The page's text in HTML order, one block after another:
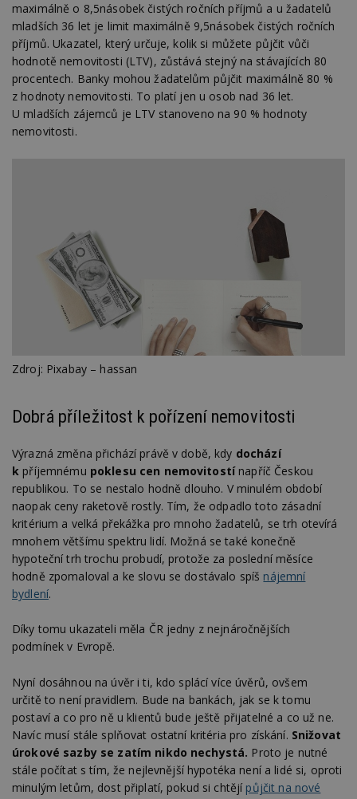
maximálně o 8,5násobek čistých ročních příjmů a u žadatelů
mladších 36 let je limit maximálně 9,5násobek čistých ročních
příjmů. Ukazatel, který určuje, kolik si můžete půjčit vůči
hodnotě nemovitosti (LTV), zůstává stejný na stávajících 80
procentech. Banky mohou žadatelům půjčit maximálně 80 %
z hodnoty nemovitosti. To platí jen u osob nad 36 let.
U mladších zájemců je LTV stanoveno na 90 % hodnoty
nemovitosti.
Zdroj: Pixabay – hassan
Dobrá příležitost k pořízení nemovitosti
Výrazná změna přichází právě v době, kdy dochází
k příjemnému poklesu cen nemovitostínapříč Českou
republikou. To se nestalo hodně dlouho. V minulém období
naopak ceny raketově rostly. Tím, že odpadlo toto zásadní
kritérium a velká překážka pro mnoho žadatelů, se trh otevírá
mnohem většímu spektru lidí. Možná se také konečně
hypoteční trh trochu probudí, protože za poslední měsíce
hodně zpomaloval a ke slovu se dostávalo spíš nájemní
bydlení.
Díky tomu ukazateli měla ČR jedny z nejnáročnějších
podmínek v Evropě.
Nyní dosáhnou na úvěr i ti, kdo splácí více úvěrů, ovšem
určitě to není pravidlem. Bude na bankách, jak se k tomu
postaví a co pro ně u klientů bude ještě přijatelné a co už ne.
Navíc musí stále splňovat ostatní kritéria pro získání. Snižovat
úrokové sazby se zatím nikdo nechystá. Proto je nutné
stále počítat s tím, že nejlevnější hypotéka není a lidé si, oproti
minulým letům, dost připlatí, pokud si chtějí půjčit na nové